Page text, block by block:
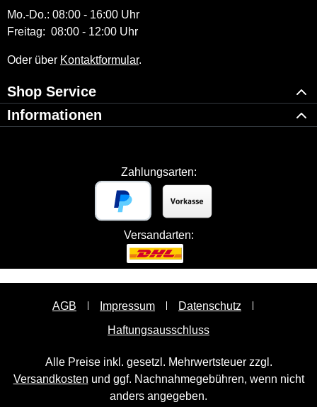
Mo.-Do.: 08:00 - 16:00 Uhr
Freitag: 08:00 - 12:00 Uhr
Oder über Kontaktformular.
Shop Service
Informationen
Zahlungsarten:
Versandarten:
AGB Impressum
Datenschutz
Haftungsausschluss
Alle Preise inkl. gesetzl. Mehrwertsteuer zzgl.
Versandkosten und ggf. Nachnahmegebühren, wenn nicht
anders angegeben.